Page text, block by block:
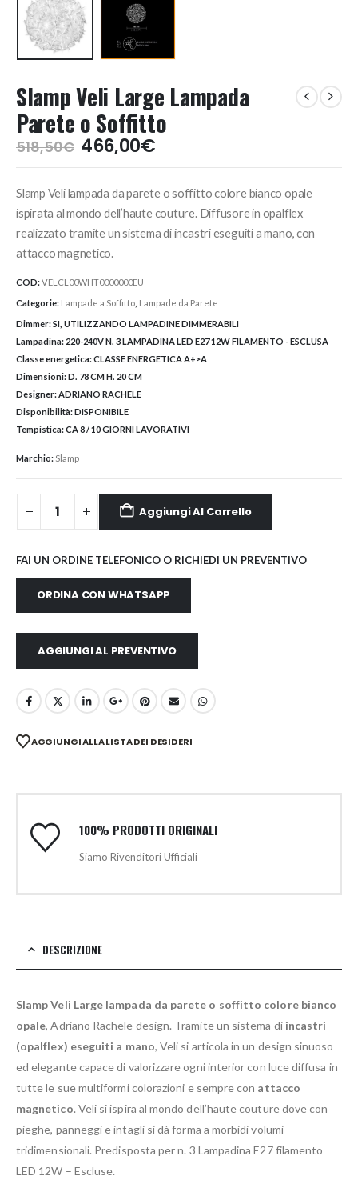
Slamp Veli Large Lampada
Parete o Soffitto
518,50€ Il
prezzo
era:
518,50€.
466,00€Il
prezzo
è:
466,00€.
Slamp Veli lampada da parete o soffitto colore bianco opale
ispirata al mondo dell’haute couture. Diffusore in opalflex
realizzato tramite un sistema di incastri eseguiti a mano, con
attacco magnetico.
COD:VELCL00WHT0000000EU
Categorie: Lampade a Soffitto Lampade da Parete
Dimmer:SI, UTILIZZANDO LAMPADINE DIMMERABILI
Lampadina: 220-240V N. 3 LAMPADINA LED E27 12W FILAMENTO - ESCLUSA
Classe energetica:CLASSE ENERGETICA A+>A
Dimensioni:D. 78 CM H. 20 CM
Designer: ADRIANO RACHELE
Disponibilità:DISPONIBILE
Tempistica:CA 8 / 10 GIORNI LAVORATIVI
Marchio: Slamp
Aggiungi Al Carrello
FAI UN ORDINE TELEFONICO O RICHIEDI UN PREVENTIVO
ORDINA CON WHATSAPP
AGGIUNGI AL PREVENTIVO
AGGIUNGI ALLA LISTA DEI DESIDERI
100% PRODOTTI ORIGINALI
Siamo Rivenditori Ufficiali
DESCRIZIONE
Slamp Veli Large lampada da parete o soffitto colore bianco
opale, Adriano Rachele design. Tramite un sistema di incastri
(opalflex) eseguiti a mano, Veli si articola in un design sinuoso
ed elegante capace di valorizzare ogni interior con luce diffusa in
tutte le sue multiformi colorazioni e sempre con attacco
magnetico. Veli si ispira al mondo dell’haute couture dove con
pieghe, panneggi e intagli si dà forma a morbidi volumi
tridimensionali. Predisposta per n. 3 Lampadina E27 filamento
LED 12W – Escluse.